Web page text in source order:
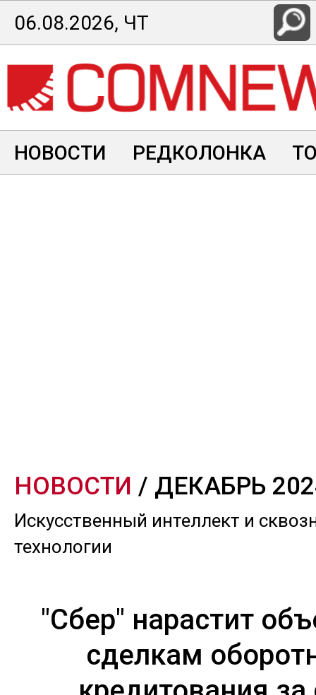
Перейти
к
основному
содержанию
06.08.2026, ЧТ
НОВОСТИ РЕДКОЛОНКА
НОВОСТИ / ДЕКАБРЬ
Искусственный интеллект и
технологии
"Сбер" нарастит
сделкам